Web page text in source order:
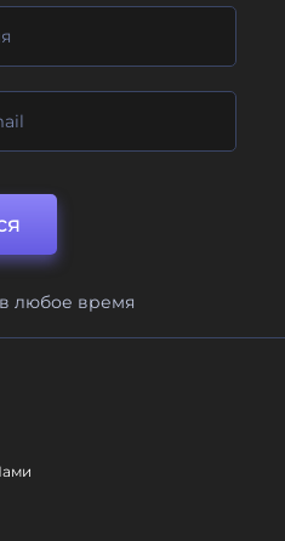
любое время